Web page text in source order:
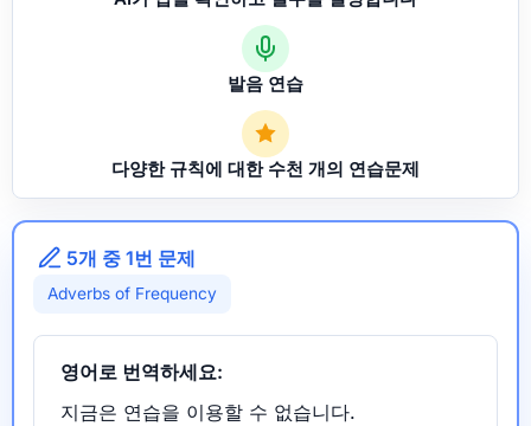
발음 연습
다양한 규칙에 대한 수천 개의 연습문제
5개 중 1번 문제
Adverbs of Frequency
영어로 번역하세요:
지금은 연습을 이용할 수 없습니다.